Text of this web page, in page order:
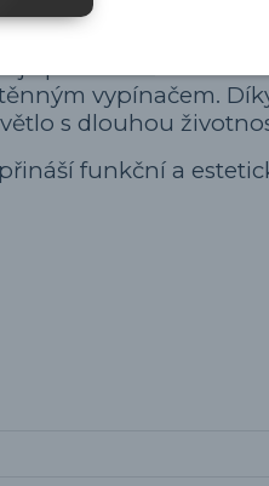
vodě, a proto je
pohodlné ovládání
vypínačem.
s dlouhou
funkční a